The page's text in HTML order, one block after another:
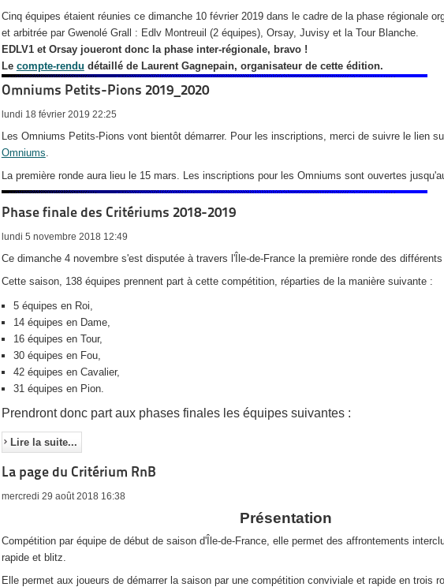
Cinq équipes étaient réunies ce dimanche 10 février 2019 dans le cadre de la phase régionale
et arbitrée par Gwenolé Grall : Edlv Montreuil (2 équipes), Orsay, Juvisy et la Tour Blanche.
EDLV1 et Orsay joueront donc la phase inter-régionale, bravo !
Le compte-rendu détaillé de Laurent Gagnepain, organisateur de cette édition.
Omniums Petits-Pions 2019_2020
lundi 18 février 2019 22:25
Les Omniums Petits-Pions vont bientôt démarrer. Pour les inscriptions, merci de suivre le lien
Omniums.
La première ronde aura lieu le 15 mars. Les inscriptions pour les Omniums sont ouvertes
Phase finale des Critériums 2018-2019
lundi 5 novembre 2018 12:49
Ce dimanche 4 novembre s'est disputée à travers l'Île-de-France la première ronde des
Cette saison, 138 équipes prennent part à cette compétition, réparties de la manière suivante :
5 équipes en Roi,
14 équipes en Dame,
16 équipes en Tour,
30 équipes en Fou,
42 équipes en Cavalier,
31 équipes en Pion.
Prendront donc part aux phases finales les équipes suivantes :
Lire la suite...
La page du Critérium RnB
mercredi 29 août 2018 16:38
Présentation
Compétition par équipe de début de saison d'Île-de-France, elle permet des affrontements
rapide et blitz.
Elle permet aux joueurs de démarrer la saison par une compétition conviviale et rapide en trois